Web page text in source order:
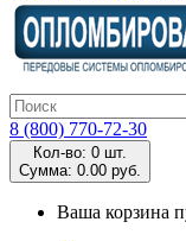
8 (800) 770-72-30
Кол-во: 0 шт.
Cумма: 0.00 руб.
Ваша корзина